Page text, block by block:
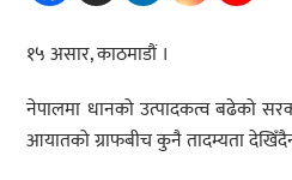
१५ असार, काठमाडौं ।
नेपालमा धानको उत्पादकत्व बढेको
आयातको ग्राफबीच कुनै तादम्यता